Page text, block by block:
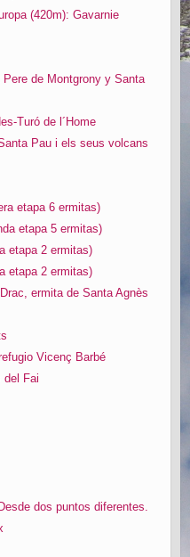
(420m): Gavarnie
de Montgrony y Santa
Turó de l´Home
Pau i els seus volcans
etapa 6 ermitas)
etapa 5 ermitas)
etapa 2 ermitas)
etapa 2 ermitas)
ermita de Santa Agnès
Vicenç Barbé
del Fai
dos puntos diferentes.